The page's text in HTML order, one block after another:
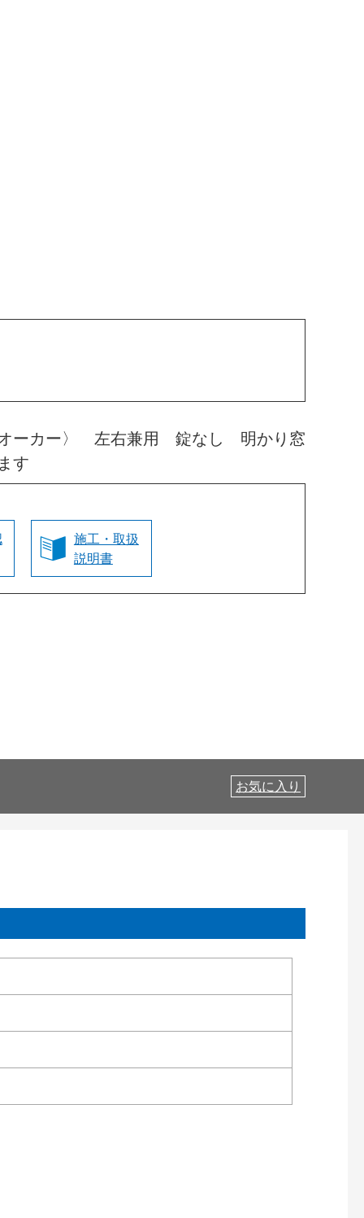
ーカー〉 左右兼用 錠なし 明かり窓
す
施工・取扱
説明書
お気に入り